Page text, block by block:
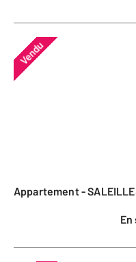
Vendu
Appartement -